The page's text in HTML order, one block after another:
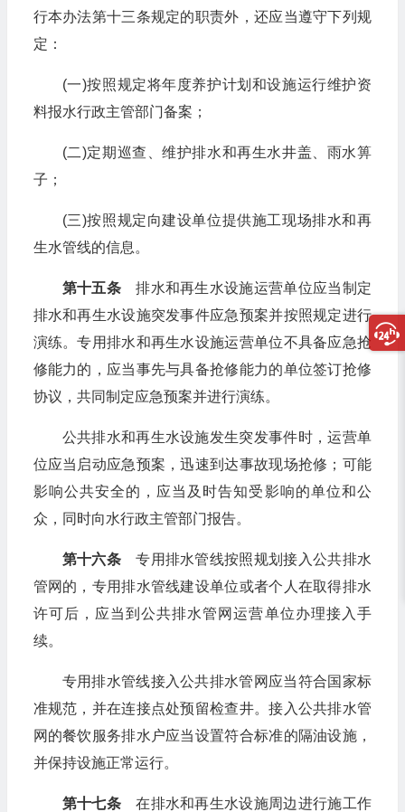
行本办法第十三条规定的职责外，还应当遵守下列规
定：
(一)按照规定将年度养护计划和设施运行维护资
料报水行政主管部门备案；
(二)定期巡查、维护排水和再生水井盖、雨水箅
子；
(三)按照规定向建设单位提供施工现场排水和再
生水管线的信息。
第十五条排水和再生水设施运营单位应当制定
排水和再生水设施突发事件应急预案并按照规定进行
演练。专用排水和再生水设施运营单位不具备应急抢
修能力的，应当事先与具备抢修能力的单位签订抢修
协议，共同制定应急预案并进行演练。
公共排水和再生水设施发生突发事件时，运营单
位应当启动应急预案，迅速到达事故现场抢修；可能
影响公共安全的，应当及时告知受影响的单位和公
众，同时向水行政主管部门报告。
第十六条专用排水管线按照规划接入公共排水
管网的，专用排水管线建设单位或者个人在取得排水
许可后，应当到公共排水管网运营单位办理接入手
续。
专用排水管线接入公共排水管网应当符合国家标
准规范，并在连接点处预留检查井。接入公共排水管
网的餐饮服务排水户应当设置符合标准的隔油设施，
并保持设施正常运行。
第十七条在排水和再生水设施周边进行施工作